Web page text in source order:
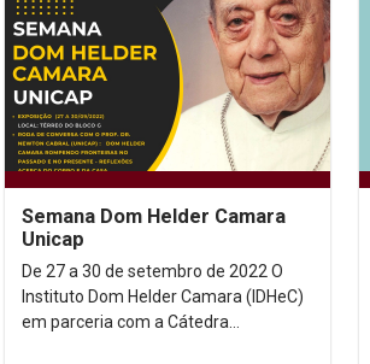
Semana Dom Helder Camara
Unicap
De 27 a 30 de setembro de 2022 O
Instituto Dom Helder Camara (IDHeC)
em parceria com a Cátedra